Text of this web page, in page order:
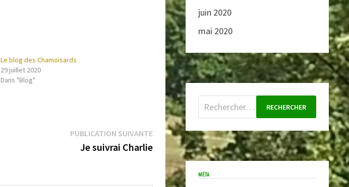
Le blog des Chamoisards
29 juillet 2020
Dans "Blog"
PUBLICATION SUIVANTEPublication
suivante :
Je suivrai Charlie
juin 2020
mai 2020
Rechercher :
MÉTA